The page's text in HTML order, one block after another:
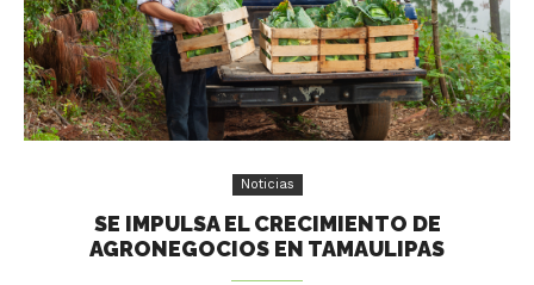
Noticias
SE IMPULSA EL CRECIMIENTO DE
AGRONEGOCIOS EN TAMAULIPAS